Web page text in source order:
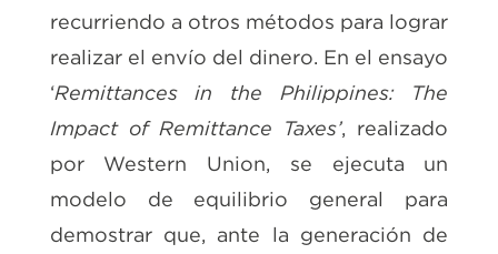
recurriendo a otros métodos para lograr
realizar el envío del dinero. En el ensayo
‘Remittances in the Philippines: The
Impact of Remittance Taxes’, realizado
por Western Union, se ejecuta un
modelo de equilibrio general para
demostrar que, ante la generación de